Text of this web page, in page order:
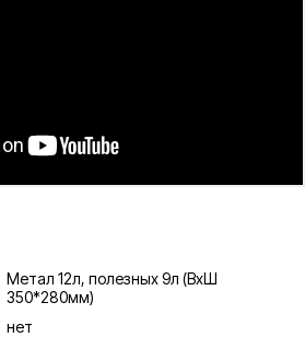
Метал 12л, полезных 9л (ВхШ
350*280мм)
нет